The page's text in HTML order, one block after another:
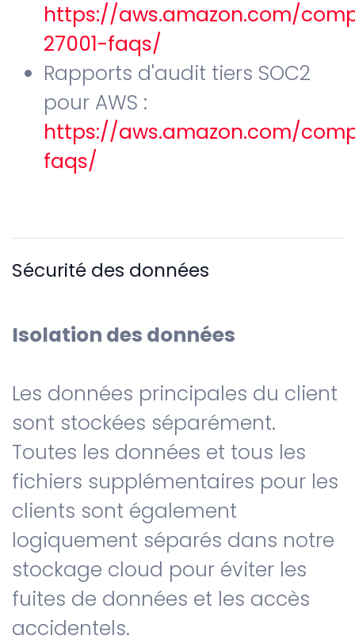
https://aws.amazon.com/
27001-faqs/
Rapports d'audit tiers SOC2
pour AWS :
https://aws.amazon.com/
faqs/
Sécurité des données
Isolation des données
Les données principales du client
sont stockées séparément.
Toutes les données et tous les
fichiers supplémentaires pour les
clients sont également
logiquement séparés dans notre
stockage cloud pour éviter les
fuites de données et les accès
accidentels.